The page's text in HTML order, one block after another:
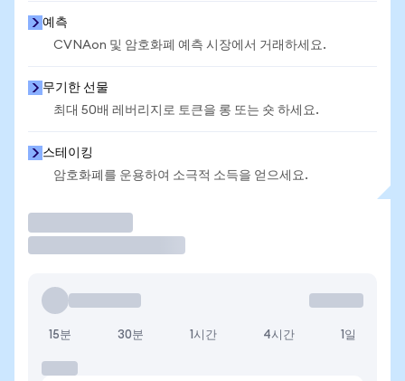
예측
CVNAon 및 암호화폐 예측 시장에서 거래하세요.
무기한 선물
최대 50배 레버리지로 토큰을 롱 또는 숏 하세요.
스테이킹
암호화폐를 운용하여 소극적 소득을 얻으세요.
15분 30분 1시간 4시간 1일